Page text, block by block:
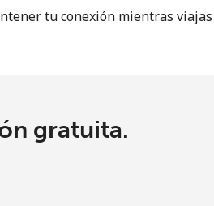
tu conexión mientras viajas
gratuita.